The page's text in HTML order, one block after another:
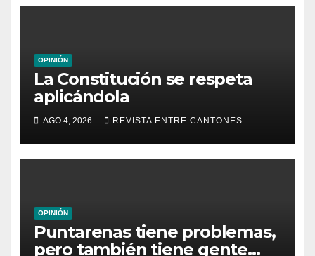
OPINIÓN
La Constitución se respeta
aplicándola
AGO 4, 2026 REVISTA ENTRE CANTONES
OPINIÓN
Puntarenas tiene problemas,
pero también tiene gente